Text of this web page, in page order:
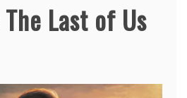
The Last of Us